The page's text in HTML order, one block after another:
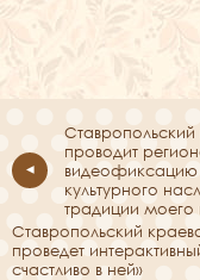
проводит
видеофиксацию
культурного
традиции моего
Ставропольский
проведет
счастливо в ней»